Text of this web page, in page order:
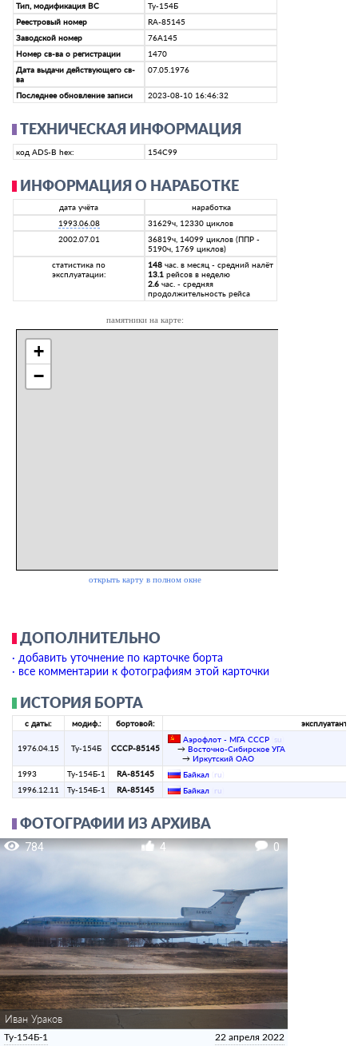
Тип, модификация ВС
Ту-154Б
Реестровый номер
RA-85145
Заводской номер
76А145
Номер св-ва о регистрации
1470
Дата выдачи действующего св-
ва
07.05.1976
Последнее обновление записи 2023-08-10 16:46:32
ТЕХНИЧЕСКАЯ ИНФОРМАЦИЯ
код ADS-B hex: 154C99
ИНФОРМАЦИЯ О НАРАБОТКЕ
дата учёта
наработка
1993.06.08
31629ч, 12330 циклов
2002.07.01
36819ч, 14099 циклов (ППР -
5190ч, 1769 циклов)
статистика по
эксплуатации:
148 час. в месяц - средний налёт
13.1 рейсов в неделю
2.6 час. - средняя
продолжительность рейса
ДОПОЛНИТЕЛЬНО
· добавить уточнение по карточке борта
· все комментарии к фотографиям этой карточки
ИСТОРИЯ БОРТА
с даты: модиф.: бортовой: эксплуатант:
1976.04.15 Ту-154Б СССР-85145
Аэрофлот - МГА СССР su
→ Восточно-Сибирское УГА
→ Иркутский ОАО
1993
Ту-154Б-1 RA-85145 Байкал ru
1996.12.11
Ту-154Б-1 RA-85145 Байкал ru
ФОТОГРАФИИ ИЗ АРХИВА
784 4 0
Иван Ураков
Ту-154Б-1
22 апреля 2022